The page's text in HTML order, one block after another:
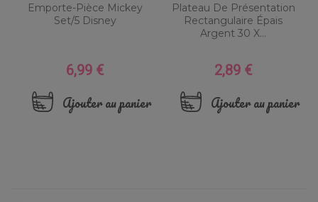
Emporte-Pièce Mickey
Set/5 Disney
Prix
6,99 €
Ajouter au panier
Plateau De Présentation
Rectangulaire Épais
Argent 30 X...
Prix
2,89 €
Ajouter au panier